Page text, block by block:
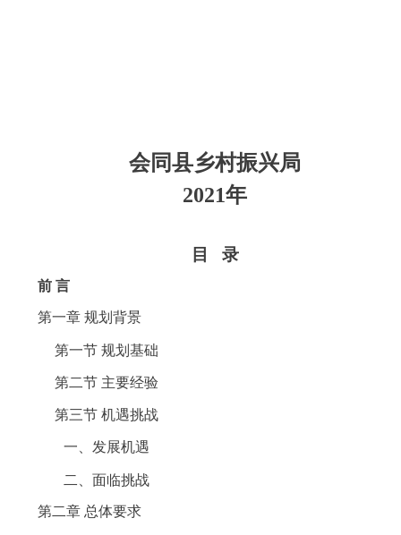
会同县乡村振兴局
2021年
目 录
前 言
第一章 规划背景
第一节 规划基础
第二节 主要经验
第三节 机遇挑战
一、发展机遇
二、面临挑战
第二章 总体要求